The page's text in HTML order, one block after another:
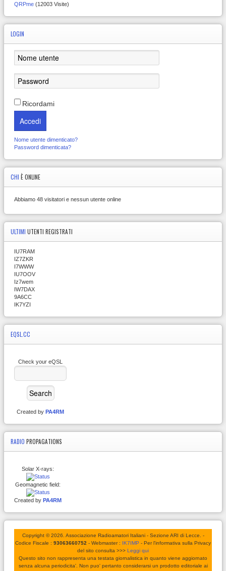
QRPme (12003 Visite)
LOGIN
Ricordami
Accedi
Nome utente dimenticato?
Password dimenticata?
CHI È ONLINE
Abbiamo 48 visitatori e nessun utente online
ULTIMI UTENTI REGISTRATI
IU7RAM
IZ7ZKR
I7WWW
IU7OOV
Iz7wem
IW7DAX
9A6CC
IK7YZI
EQSL.CC
Check your eQSL
Created by PA4RM
RADIO PROPAGATIONS
Solar X-rays:
Geomagnetic field:
Created by PA4RM
Copyright © 2026. Associazione Radioamatori Italiani - Sezione ARI di Lecce. -
Codice Fiscale : 93063660752 - Webmaster : IK7IMP - Per l'informativa sulla Privacy
del sito consulta >>> Leggi qui
Questo sito non rappresenta una testata giornalistica in quanto viene aggiornato
senza alcuna periodicita'. Non puo' pertanto considerarsi un prodotto editoriale ai